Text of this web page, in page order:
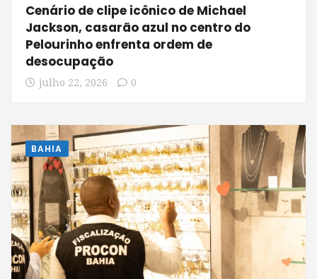
Cenário de clipe icônico de Michael
Jackson, casarão azul no centro do
Pelourinho enfrenta ordem de
desocupação
julho 22, 2026 0
BAHIA